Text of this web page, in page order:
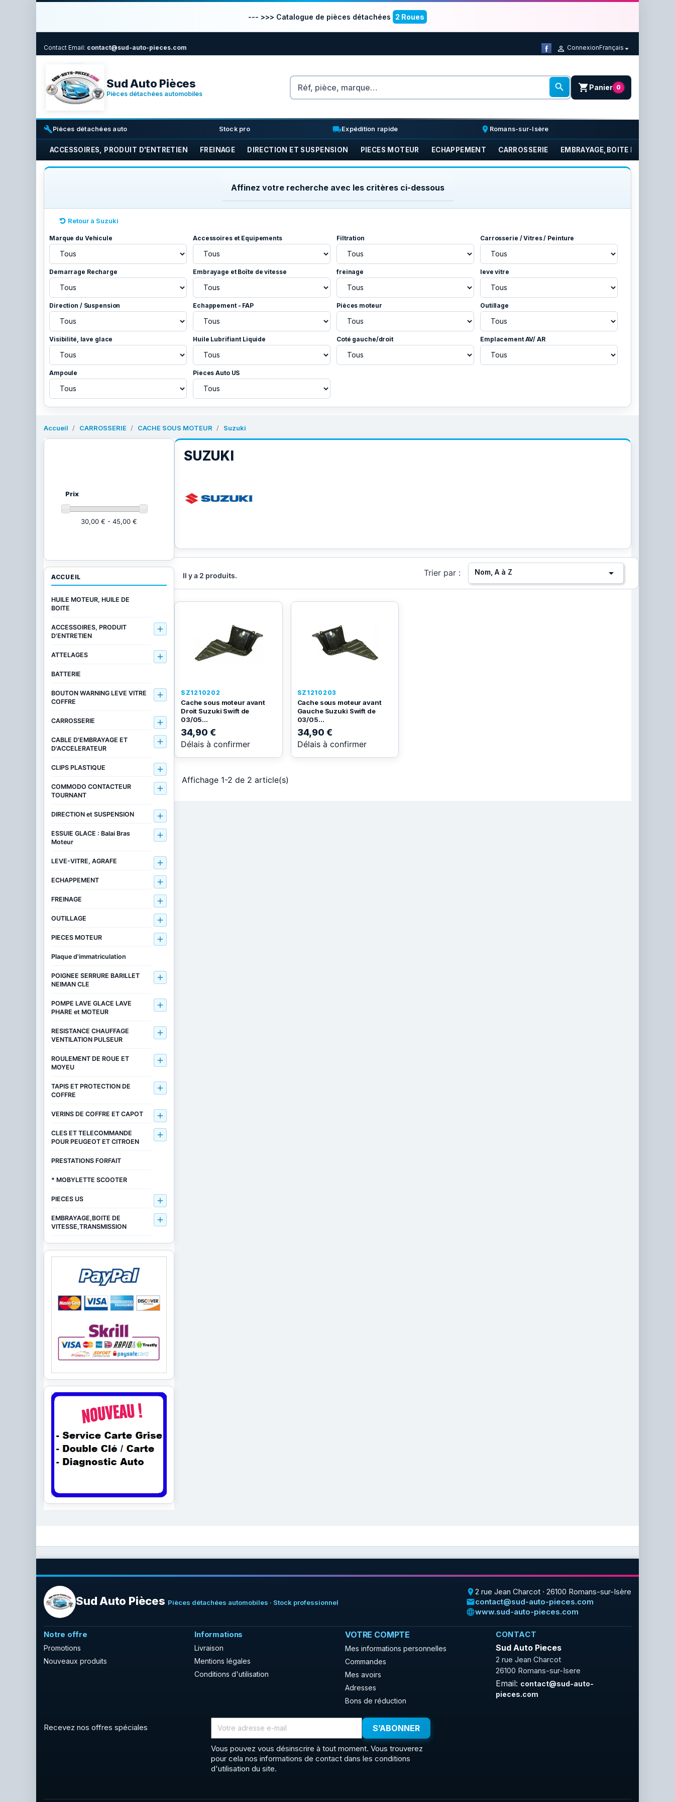
--- >>> Catalogue de pièces détachées 2 Roues
Contact Email: contact@sud-auto-pieces.com  ConnexionFrançais
Sud Auto Pièces
Pièces détachées automobiles
Rechercher
 shopping_cartPanier 0
buildPièces détachées auto inventory_2
Stock pro local_shippingExpédition rapide place Romans-sur-Isère
ACCESSOIRES, PRODUIT D'ENTRETIEN FREINAGE DIRECTION ET SUSPENSION PIECES MOTEUR ECHAPPEMENT CARROSSERIE EMBRAYAGE,BOITE DE
Affinez votre recherche avec les critères ci-dessous
Retour à Suzuki
Marque du Vehicule Accessoires et Equipements Filtration Carrosserie / Vitres / Peinture
Demarrage Recharge Embrayage et Boîte de vitesse freinage leve vitre
Direction / Suspension Echappement - FAP Pièces moteur Outillage
Visibilité, lave glace Huile Lubrifiant Liquide Coté gauche/droit Emplacement AV/ AR
Ampoule Pieces Auto US
Accueil CARROSSERIE CACHE SOUS MOTEUR Suzuki
SUZUKI
Il y a 2 produits. Trier par : Nom, A à Z 
SZ1210202
Cache sous moteur avant
Droit Suzuki Swift de
03/05...
34,90 €
Délais à confirmer
SZ1210203
Cache sous moteur avant
Gauche Suzuki Swift de
03/05...
34,90 €
Délais à confirmer
Affichage 1-2 de 2 article(s)
Prix
30,00 € - 45,00 €
ACCUEIL
HUILE MOTEUR, HUILE DE
BOITE
ACCESSOIRES, PRODUIT
D'ENTRETIEN

ATTELAGES 
BATTERIE
BOUTON WARNING LEVE VITRE
COFFRE

CARROSSERIE 
CABLE D'EMBRAYAGE ET
D'ACCELERATEUR

CLIPS PLASTIQUE 
COMMODO CONTACTEUR
TOURNANT

DIRECTION et SUSPENSION 
ESSUIE GLACE : Balai Bras
Moteur

LEVE-VITRE, AGRAFE 
ECHAPPEMENT 
FREINAGE 
OUTILLAGE 
PIECES MOTEUR 
Plaque d'immatriculation
POIGNEE SERRURE BARILLET
NEIMAN CLE

POMPE LAVE GLACE LAVE
PHARE et MOTEUR

RESISTANCE CHAUFFAGE
VENTILATION PULSEUR

ROULEMENT DE ROUE ET
MOYEU

TAPIS ET PROTECTION DE
COFFRE

VERINS DE COFFRE ET CAPOT 
CLES ET TELECOMMANDE
POUR PEUGEOT ET CITROEN

PRESTATIONS FORFAIT
* MOBYLETTE SCOOTER
PIECES US 
EMBRAYAGE,BOITE DE
VITESSE,TRANSMISSION

Sud Auto Pièces Pièces détachées automobiles · Stock professionnel
place2 rue Jean Charcot · 26100 Romans-sur-Isère
emailcontact@sud-auto-pieces.com
languagewww.sud-auto-pieces.com
Notre offre
Promotions
Nouveaux produits
Informations
Livraison
Mentions légales
Conditions d'utilisation
VOTRE COMPTE
Mes informations personnelles
Commandes
Mes avoirs
Adresses
Bons de réduction
CONTACT
Sud Auto Pieces
2 rue Jean Charcot
26100 Romans-sur-Isere
Email: contact@sud-auto-
pieces.com
Recevez nos offres spéciales
Vous pouvez vous désinscrire à tout moment. Vous trouverez
pour cela nos informations de contact dans les conditions
d'utilisation du site.